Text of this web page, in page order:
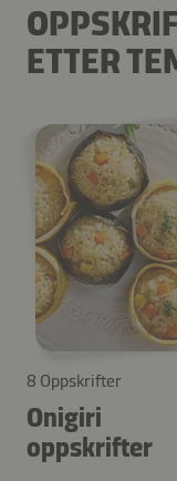
ETTER
8 Oppskrifter
Onigiri
oppskrifter